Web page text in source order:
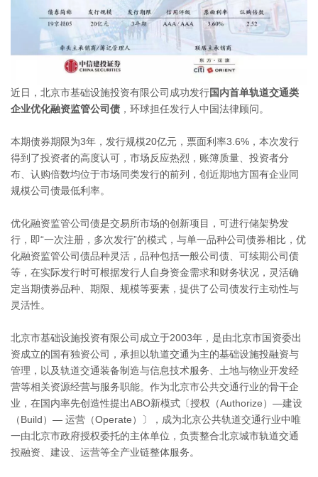
近日，北京市基础设施投资有限公司成功发行国内首单轨道交通类
企业优化融资监管公司债 ，环球担任发行人中国法律顾问。
本期债券期限为3年，发行规模20亿元，票面利率3.6%，本次发行
得到了投资者的高度认可，市场反应热烈，账簿质量、投资者分
布、认购倍数均位于市场同类发行的前列，创近期地方国有企业同
规模公司债最低利率。
优化融资监管公司债是交易所市场的创新项目，可进行储架势发
行，即“一次注册，多次发行”的模式，与单一品种公司债券相比，优
化融资监管公司债品种灵活，品种包括一般公司债、可续期公司债
等，在实际发行时可根据发行人自身资金需求和财务状况，灵活确
定当期债券品种、期限、规模等要素，提供了公司债发行主动性与
灵活性。
北京市基础设施投资有限公司成立于2003年，是由北京市国资委出
资成立的国有独资公司，承担以轨道交通为主的基础设施投融资与
管理，以及轨道交通装备制造与信息技术服务、土地与物业开发经
营等相关资源经营与服务职能。作为北京市公共交通行业的骨干企
业，在国内率先创造性提出ABO新模式〔授权（Authorize）—建设
（Build）— 运营（Operate）〕，成为北京公共轨道交通行业中唯
一由北京市政府授权委托的主体单位，负责整合北京城市轨道交通
投融资、建设、运营等全产业链整体服务。